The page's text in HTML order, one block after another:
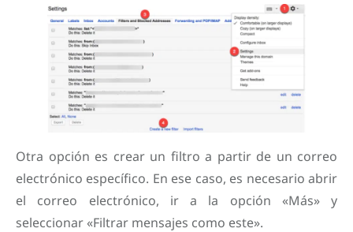
Otra opción es crear un filtro a partir de un correo
electrónico específico. En ese caso, es necesario abrir
el correo electrónico, ir a la opción «Más» y
seleccionar «Filtrar mensajes como este».